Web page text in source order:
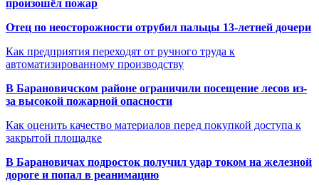
произошёл пожар
Отец по неосторожности отрубил пальцы 13-летней дочери
Как предприятия переходят от ручного труда к
автоматизированному производству
В Барановичском районе ограничили посещение лесов из-
за высокой пожарной опасности
Как оценить качество материалов перед покупкой доступа к
закрытой площадке
В Барановичах подросток получил удар током на железной
дороге и попал в реанимацию